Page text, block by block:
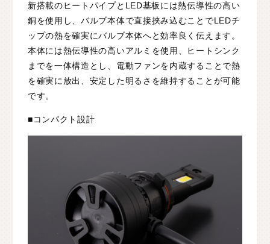
新搭載のヒートパイプとLED基板には熱伝導性の高い
銅を使用し、バルブ本体で直接挟み込むことでLEDチ
ップの熱を確実にバルブ本体へと効率良く伝えます。
本体には熱伝導性の高いアルミを使用、ヒートシンク
までを一体構造とし、電動ファンを内蔵することで熱
を確実に放出、安定した明るさを維持することが可能
です。
■コンパクト設計